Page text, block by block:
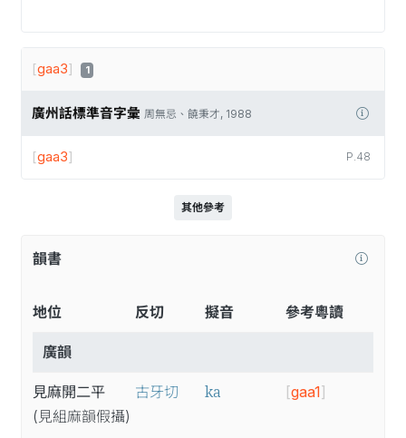
[gaa3] 1
廣州話標準音字彙 周無忌、饒秉才, 1988
P.48
[gaa3]
其他參考
韻書
地位 反切 擬音 參考粵讀
廣韻
見麻開二平
(見組麻韻假攝)
古牙切 ka [gaa1]